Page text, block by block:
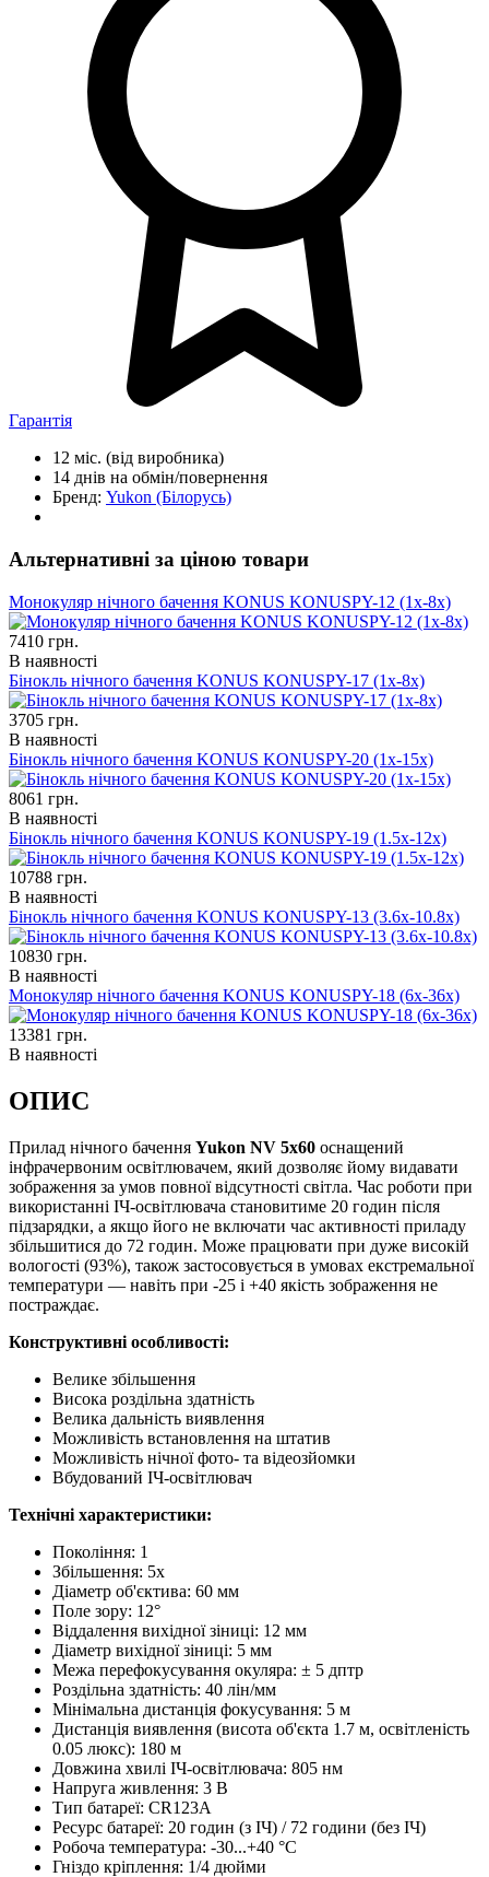
Гарантія
12 міс. (від виробника)
14 днів на обмін/повернення
Бренд: Yukon (Білорусь)
Альтернативні за ціною товари
Монокуляр нічного бачення KONUS KONUSPY-12 (1x-8x)
7410 грн.
В наявності
Бінокль нічного бачення KONUS KONUSPY-17 (1x-8x)
3705 грн.
В наявності
Бінокль нічного бачення KONUS KONUSPY-20 (1x-15x)
8061 грн.
В наявності
Бінокль нічного бачення KONUS KONUSPY-19 (1.5x-12x)
10788 грн.
В наявності
Бінокль нічного бачення KONUS KONUSPY-13 (3.6x-10.8x)
10830 грн.
В наявності
Монокуляр нічного бачення KONUS KONUSPY-18 (6x-36x)
13381 грн.
В наявності
ОПИС
Прилад нічного бачення Yukon NV 5x60 оснащений
інфрачервоним освітлювачем, який дозволяє йому видавати
зображення за умов повної відсутності світла. Час роботи при
використанні ІЧ-освітлювача становитиме 20 годин після
підзарядки, а якщо його не включати час активності приладу
збільшитися до 72 годин. Може працювати при дуже високій
вологості (93%), також застосовується в умовах екстремальної
температури — навіть при -25 і +40 якість зображення не
постраждає.
Конструктивні особливості:
Велике збільшення
Висока роздільна здатність
Велика дальність виявлення
Можливість встановлення на штатив
Можливість нічної фото- та відеозйомки
Вбудований ІЧ-освітлювач
Технічні характеристики:
Покоління: 1
Збільшення: 5х
Діаметр об'єктива: 60 мм
Поле зору: 12°
Віддалення вихідної зіниці: 12 мм
Діаметр вихідної зіниці: 5 мм
Межа перефокусування окуляра: ± 5 дптр
Роздільна здатність: 40 лін/мм
Мінімальна дистанція фокусування: 5 м
Дистанція виявлення (висота об'єкта 1.7 м, освітленість
0.05 люкс): 180 м
Довжина хвилі ІЧ-освітлювача: 805 нм
Напруга живлення: 3 В
Тип батареї: CR123A
Ресурс батареї: 20 годин (з ІЧ) / 72 години (без ІЧ)
Робоча температура: -30...+40 °C
Гніздо кріплення: 1/4 дюйми